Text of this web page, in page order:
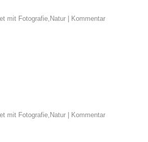
mit Fotografie Natur Kommentar
mit Fotografie, Natur Kommentar